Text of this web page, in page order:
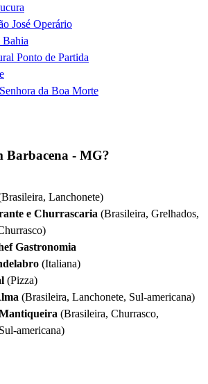
José Operário
Bahia
Ponto de Partida
da Boa Morte
Barbacena - MG?
Lanchonete)
e Churrascaria (Brasileira, Grelhados,
Gastronomia
(Italiana)
(Pizza)
(Brasileira, Lanchonete, Sul-americana)
(Brasileira, Churrasco,
americana)